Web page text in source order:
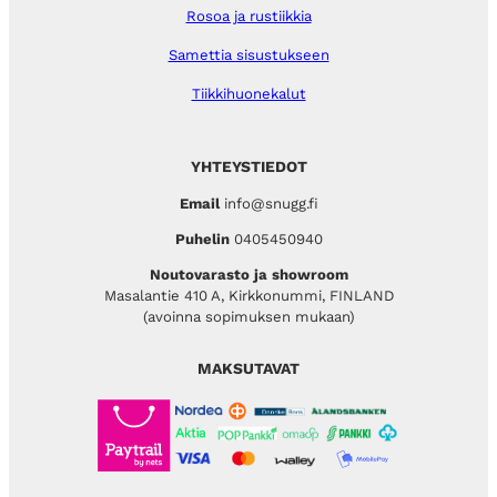
YHTEYSTIEDOT
Emailinfo@snugg.fi
Puhelin 0405450940
Noutovarasto ja showroom
Masalantie 410 A, Kirkkonummi, FINLAND
(avoinna sopimuksen mukaan)
Rosoa ja rustiikkia
Samettia sisustukseen
Tiikkihuonekalut
MAKSUTAVAT